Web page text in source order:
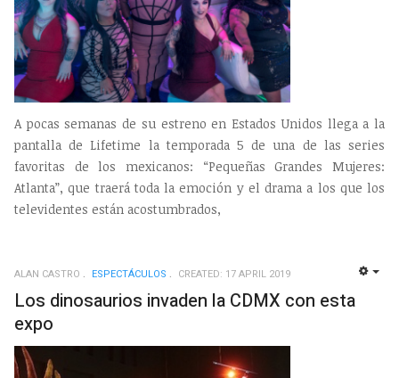
A pocas semanas de su estreno en Estados Unidos llega a la
pantalla de Lifetime la temporada 5 de una de las series
favoritas de los mexicanos: “Pequeñas Grandes Mujeres:
Atlanta”, que traerá toda la emoción y el drama a los que los
televidentes están acostumbrados,
ALAN CASTRO ESPECTÁCULOS CREATED: 17 APRIL 2019
Los dinosaurios invaden la CDMX con esta
expo